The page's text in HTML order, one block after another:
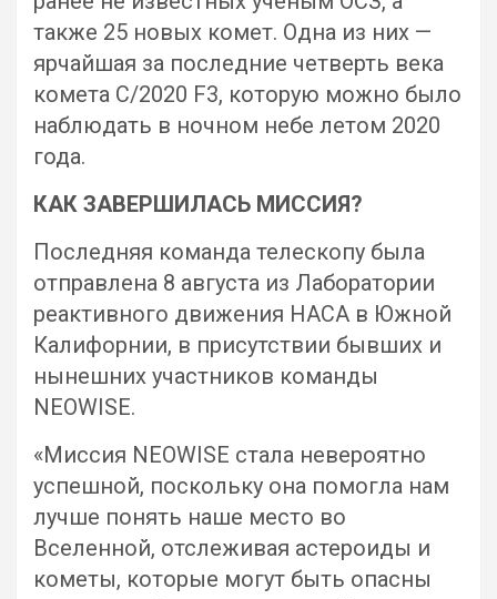
также 25 новых комет. Одна из них —
ярчайшая за последние четверть века
комета C/2020 F3, которую можно было
наблюдать в ночном небе летом 2020
года.
КАК ЗАВЕРШИЛАСЬ МИССИЯ?
Последняя команда телескопу была
отправлена 8 августа из Лаборатории
реактивного движения НАСА в Южной
Калифорнии, в присутствии бывших и
нынешних участников команды
NEOWISE.
«Миссия NEOWISE стала невероятно
успешной, поскольку она помогла нам
лучше понять наше место во
Вселенной, отслеживая астероиды и
кометы, которые могут быть опасны